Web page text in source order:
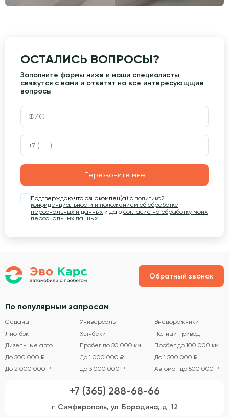
ОСТАЛИСЬ ВОПРОСЫ?
Заполните формы ниже и наши специалисты
свяжутся с вами и ответят на все интересующщие
вопросы
Перезвоните мне
Подтверждаю что ознакомлен(а) с политикой
конфиденциальности и положением об обработке
персональных и данных и даю согласие на обработку моих
персональных данных
Обратный звонок
По популярным запросам
Седаны Универсалы
Внедорожники
Лифтбэк
Хэтчбеки
Полный привод
Дизельные авто
Пробег до 50 000 км
Пробег до 100 000 км
До 500 000 ₽
До 1 000 000 ₽
До 1 500 000 ₽
До 2 000 000 ₽
До 3 000 000 ₽ Автомат до 500 000 ₽
+7 (365) 288-68-66
г. Симферополь, ул. Бородина, д. 12